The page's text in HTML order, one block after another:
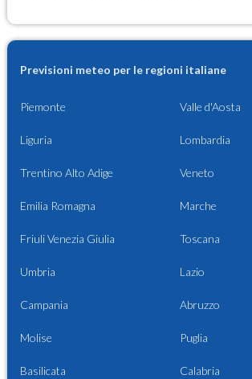
Previsioni meteo per le regioni italiane
Piemonte Valle d'Aosta
Liguria Lombardia
Trentino Alto Adige Veneto
Emilia Romagna Marche
Friuli Venezia Giulia Toscana
Umbria Lazio
Campania Abruzzo
Molise Puglia
Basilicata Calabria